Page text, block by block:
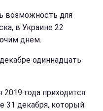
возможность для
в Украине 22
днем.
одиннадцать
года приходится
31 декабря, который